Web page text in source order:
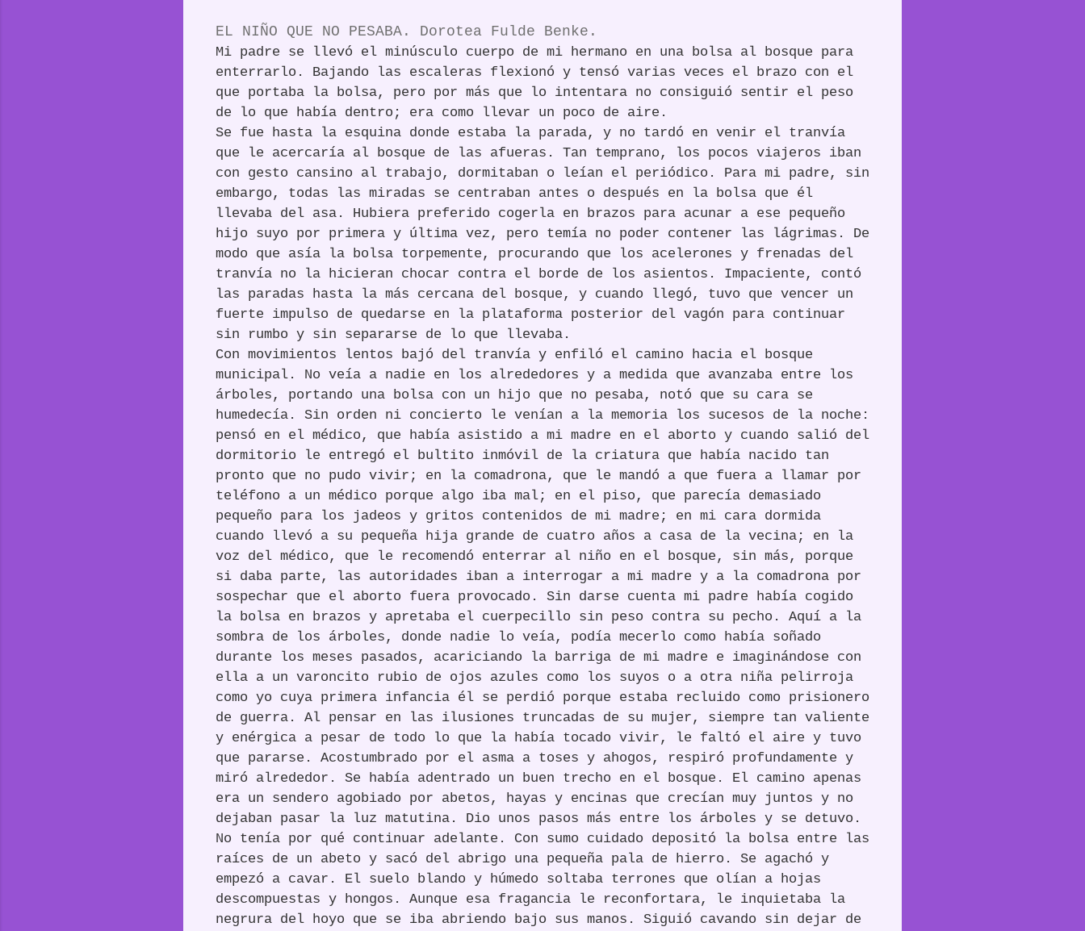
EL NIÑO QUE NO PESABA. Dorotea Fulde Benke.
Mi padre se llevó el minúsculo cuerpo de mi hermano en una bolsa al bosque para
enterrarlo. Bajando las escaleras flexionó y tensó varias veces el brazo con el
que portaba la bolsa, pero por más que lo intentara no consiguió sentir el peso
de lo que había dentro; era como llevar un poco de aire.
Se fue hasta la esquina donde estaba la parada, y no tardó en venir el tranvía
que le acercaría al bosque de las afueras. Tan temprano, los pocos viajeros iban
con gesto cansino al trabajo, dormitaban o leían el periódico. Para mi padre, sin
embargo, todas las miradas se centraban antes o después en la bolsa que él
llevaba del asa. Hubiera preferido cogerla en brazos para acunar a ese pequeño
hijo suyo por primera y última vez, pero temía no poder contener las lágrimas. De
modo que asía la bolsa torpemente, procurando que los acelerones y frenadas del
tranvía no la hicieran chocar contra el borde de los asientos. Impaciente, contó
las paradas hasta la más cercana del bosque, y cuando llegó, tuvo que vencer un
fuerte impulso de quedarse en la plataforma posterior del vagón para continuar
sin rumbo y sin separarse de lo que llevaba.
Con movimientos lentos bajó del tranvía y enfiló el camino hacia el bosque
municipal. No veía a nadie en los alrededores y a medida que avanzaba entre los
árboles, portando una bolsa con un hijo que no pesaba, notó que su cara se
humedecía. Sin orden ni concierto le venían a la memoria los sucesos de la noche:
pensó en el médico, que había asistido a mi madre en el aborto y cuando salió del
dormitorio le entregó el bultito inmóvil de la criatura que había nacido tan
pronto que no pudo vivir; en la comadrona, que le mandó a que fuera a llamar por
teléfono a un médico porque algo iba mal; en el piso, que parecía demasiado
pequeño para los jadeos y gritos contenidos de mi madre; en mi cara dormida
cuando llevó a su pequeña hija grande de cuatro años a casa de la vecina; en la
voz del médico, que le recomendó enterrar al niño en el bosque, sin más, porque
si daba parte, las autoridades iban a interrogar a mi madre y a la comadrona por
sospechar que el aborto fuera provocado. Sin darse cuenta mi padre había cogido
la bolsa en brazos y apretaba el cuerpecillo sin peso contra su pecho. Aquí a la
sombra de los árboles, donde nadie lo veía, podía mecerlo como había soñado
durante los meses pasados, acariciando la barriga de mi madre e imaginándose con
ella a un varoncito rubio de ojos azules como los suyos o a otra niña pelirroja
como yo cuya primera infancia él se perdió porque estaba recluido como prisionero
de guerra. Al pensar en las ilusiones truncadas de su mujer, siempre tan valiente
y enérgica a pesar de todo lo que la había tocado vivir, le faltó el aire y tuvo
que pararse. Acostumbrado por el asma a toses y ahogos, respiró profundamente y
miró alrededor. Se había adentrado un buen trecho en el bosque. El camino apenas
era un sendero agobiado por abetos, hayas y encinas que crecían muy juntos y no
dejaban pasar la luz matutina. Dio unos pasos más entre los árboles y se detuvo.
No tenía por qué continuar adelante. Con sumo cuidado depositó la bolsa entre las
raíces de un abeto y sacó del abrigo una pequeña pala de hierro. Se agachó y
empezó a cavar. El suelo blando y húmedo soltaba terrones que olían a hojas
descompuestas y hongos. Aunque esa fragancia le reconfortara, le inquietaba la
negrura del hoyo que se iba abriendo bajo sus manos. Siguió cavando sin dejar de